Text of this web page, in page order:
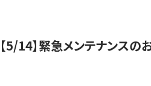
【5/14】緊急メンテナンスの